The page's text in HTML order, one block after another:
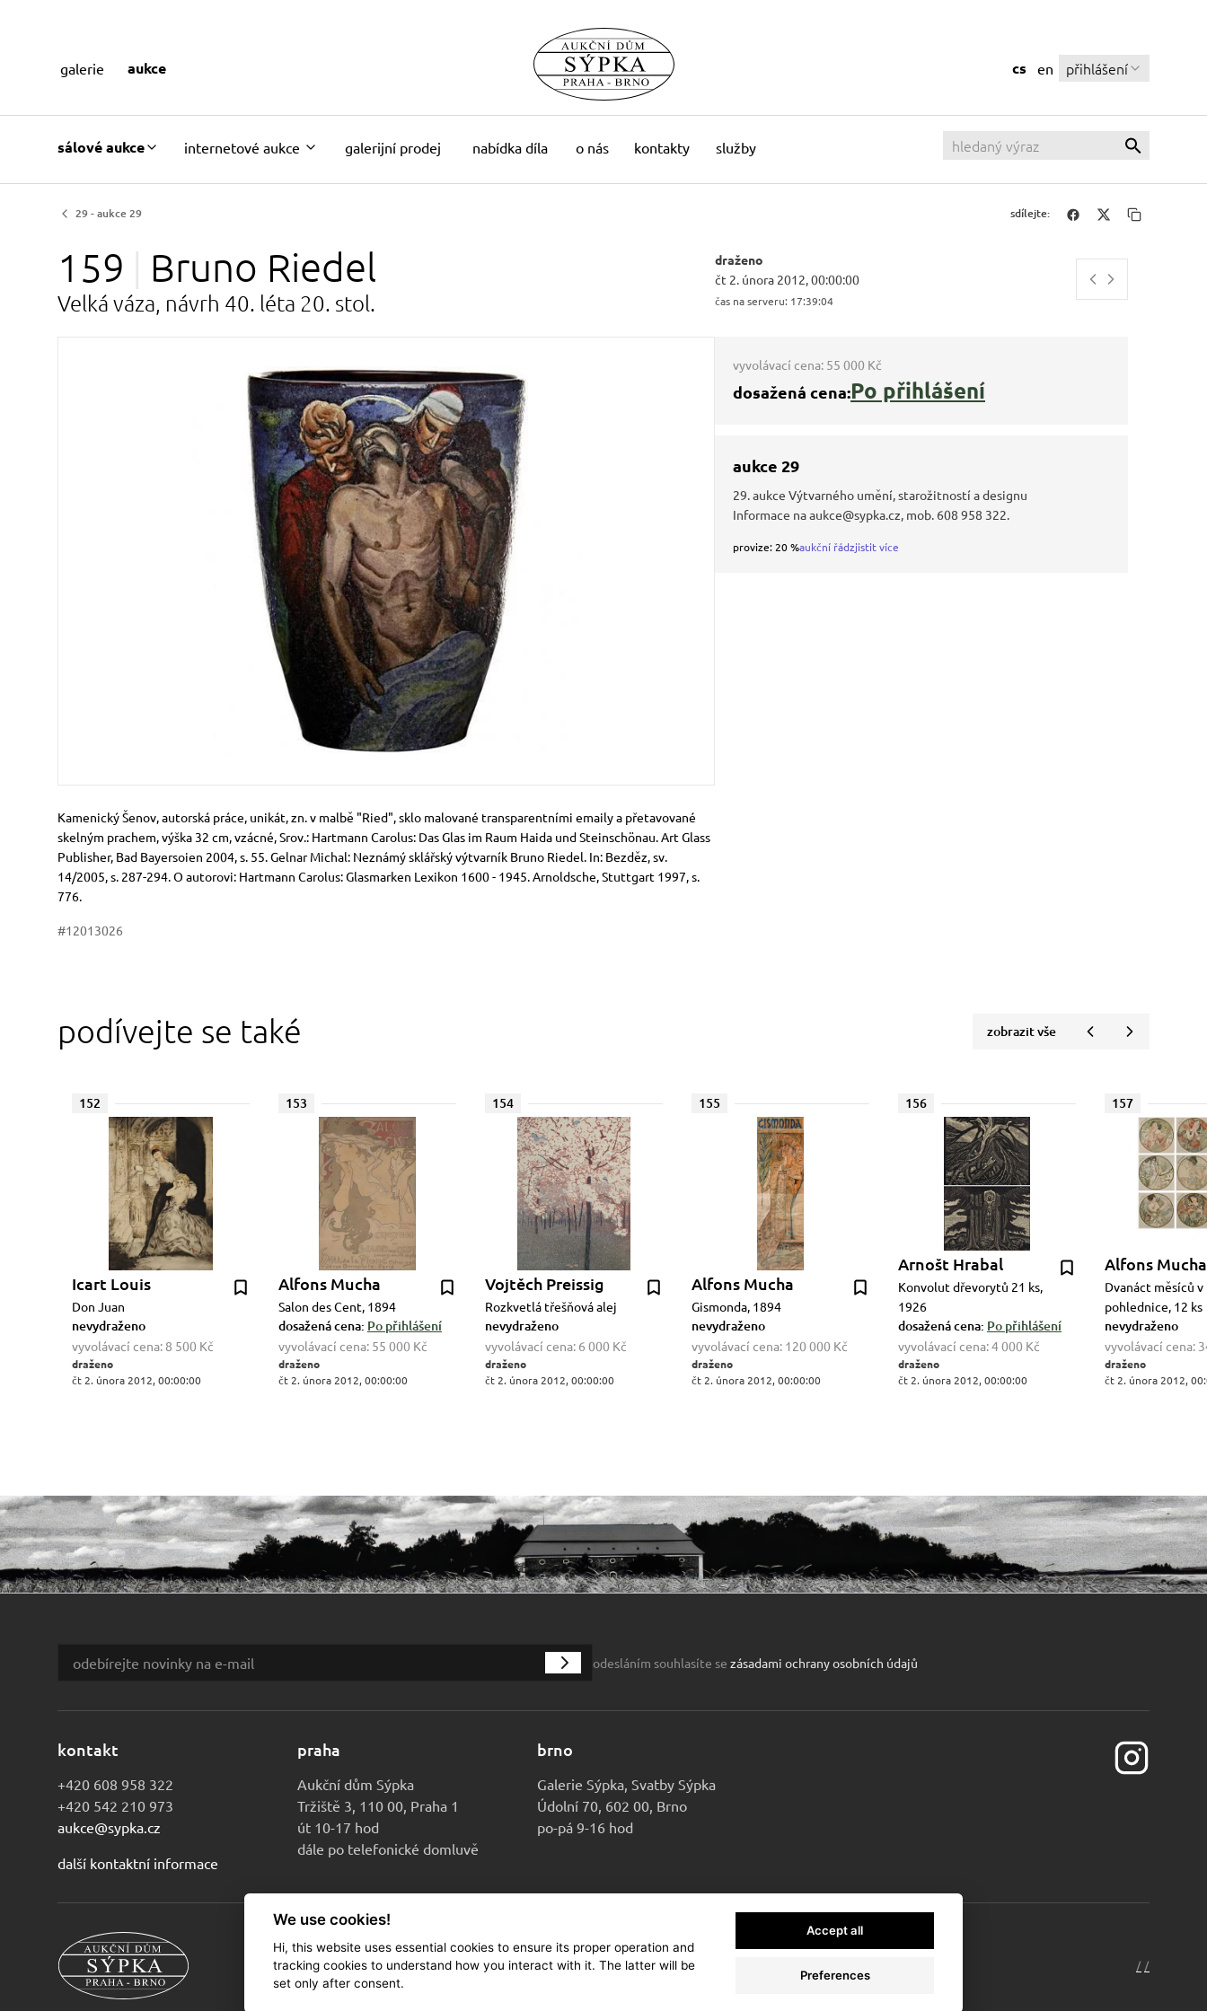
sálové aukce internetové aukce galerijní prodej nabídka díla o nás kontakty služby
cs en přihlášení
galerie aukce
29 - aukce 29 sdílejte:
159 Bruno Riedel
Velká váza, návrh 40. léta 20. stol.
draženo
čt 2. února 2012, 00:00:00
čas na serveru: 17:39:05
Rozměry
Stručný popis předmětu
Kamenický Šenov, autorská práce, unikát, zn. v malbě "Ried", sklo malované transparentními emaily a přetavované
skelným prachem, výška 32 cm, vzácné, Srov.: Hartmann Carolus: Das Glas im Raum Haida und Steinschönau. Art Glass
Publisher, Bad Bayersoien 2004, s. 55. Gelnar Michal: Neznámý sklářský výtvarník Bruno Riedel. In: Bezděz, sv.
14/2005, s. 287-294. O autorovi: Hartmann Carolus: Glasmarken Lexikon 1600 - 1945. Arnoldsche, Stuttgart 1997, s.
776.
#12013026
vyvolávací cena: 55 000 Kč
dosažená cena:Po přihlášení
aukce 29
29. aukce Výtvarného umění, starožitností a designu
Informace na aukce@sypka.cz, mob. 608 958 322.
provize: 20 %aukční řádzjistit více
podívejte se také zobrazit vše
152
Icart Louis
Don Juan
nevydraženo
vyvolávací cena: 8 500 Kč
draženo
čt 2. února 2012, 00:00:00
153
Alfons Mucha
Salon des Cent, 1894
dosažená cena: Po přihlášení
vyvolávací cena: 55 000 Kč
draženo
čt 2. února 2012, 00:00:00
154
Vojtěch Preissig
Rozkvetlá třešňová alej
nevydraženo
vyvolávací cena: 6 000 Kč
draženo
čt 2. února 2012, 00:00:00
155
Alfons Mucha
Gismonda, 1894
nevydraženo
vyvolávací cena: 120 000 Kč
draženo
čt 2. února 2012, 00:00:00
156
Arnošt Hrabal
Konvolut dřevorytů 21 ks,
1926
dosažená cena: Po přihlášení
vyvolávací cena:4 000 Kč
draženo
čt 2. února 2012, 00:00:00
157
Alfons Mucha
Dvanáct měsíců v
pohlednice, 12 ks
nevydraženo
vyvolávací cena:
draženo
čt 2. února 2012,
odesláním souhlasíte se zásadami ochrany osobních údajů
kontakt
+420 608 958 322
+420 542 210 973
aukce@sypka.cz
další kontaktní informace
praha
Aukční dům Sýpka
Tržiště 3, 110 00, Praha 1
út 10-17 hod
dále po telefonické domluvě
brno
Galerie Sýpka, Svatby Sýpka
Údolní 70, 602 00, Brno
po-pá 9-16 hod
Ochrana osobních údajůCookiesNastavení cookies
© 2010-2026 Aukční dům Sýpka / *
/
We use cookies!
Hi, this website uses essential cookies to ensure its proper operation and
tracking cookies to understand how you interact with it. The latter will be
set only after consent.
Accept all
Preferences